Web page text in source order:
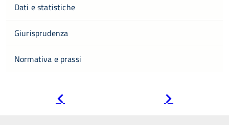
Dati e statistiche
Giurisprudenza
Normativa e prassi